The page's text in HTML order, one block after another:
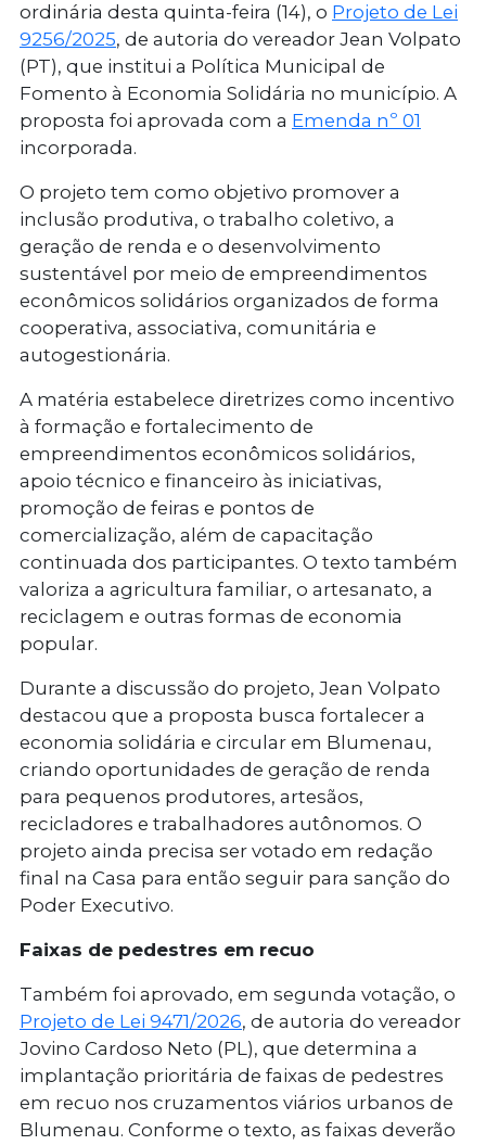
ordinária desta quinta-feira (14), o Projeto de Lei
9256/2025, de autoria do vereador Jean Volpato
(PT), que institui a Política Municipal de
Fomento à Economia Solidária no município. A
proposta foi aprovada com a Emenda nº 01
incorporada.
O projeto tem como objetivo promover a
inclusão produtiva, o trabalho coletivo, a
geração de renda e o desenvolvimento
sustentável por meio de empreendimentos
econômicos solidários organizados de forma
cooperativa, associativa, comunitária e
autogestionária.
A matéria estabelece diretrizes como incentivo
à formação e fortalecimento de
empreendimentos econômicos solidários,
apoio técnico e financeiro às iniciativas,
promoção de feiras e pontos de
comercialização, além de capacitação
continuada dos participantes. O texto também
valoriza a agricultura familiar, o artesanato, a
reciclagem e outras formas de economia
popular.
Durante a discussão do projeto, Jean Volpato
destacou que a proposta busca fortalecer a
economia solidária e circular em Blumenau,
criando oportunidades de geração de renda
para pequenos produtores, artesãos,
recicladores e trabalhadores autônomos. O
projeto ainda precisa ser votado em redação
final na Casa para então seguir para sanção do
Poder Executivo.
Faixas de pedestres em recuo
Também foi aprovado, em segunda votação, o
Projeto de Lei 9471/2026, de autoria do vereador
Jovino Cardoso Neto (PL), que determina a
implantação prioritária de faixas de pedestres
em recuo nos cruzamentos viários urbanos de
Blumenau. Conforme o texto, as faixas deverão